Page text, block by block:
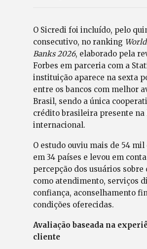
O Sicredi foi incluído, pelo
consecutivo, no ranking
Banks 2026, elaborado pela
Forbes em parceria com a
instituição aparece na sexta
entre os bancos com melhor
Brasil, sendo a única
crédito brasileira presente na
internacional.
O estudo ouviu mais de 54
em 34 países e levou em
percepção dos usuários
como atendimento, serviços
confiança, aconselhamento
condições oferecidas.
Avaliação baseada na
cliente